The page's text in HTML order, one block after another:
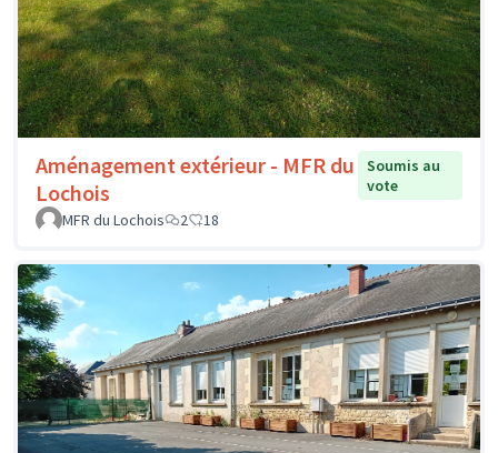
Aménagement extérieur - MFR du
Lochois
Soumis au
vote
MFR du Lochois
2 18